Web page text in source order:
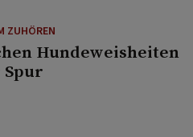
ZUHÖREN
Hundeweisheiten